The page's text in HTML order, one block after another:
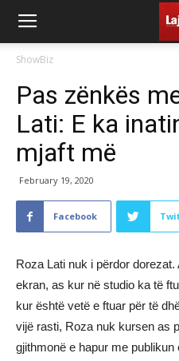
ShowBiz
Pas zënkës
Lati: E ka
mjaft më
February 19, 2020
Facebook
Roza Lati nuk i përdor dorezat.
ekran, as kur në studio ka të
kur është vetë e ftuar për të
vijë rasti, Roza nuk kursen as
gjithmonë e hapur me